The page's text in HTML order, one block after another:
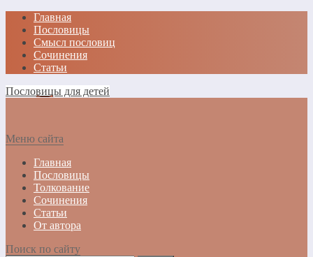
Главная
Пословицы
Смысл пословиц
Сочинения
Статьи
Пословицы для детей
Меню сайта
Главная
Пословицы
Толкование
Сочинения
Статьи
От автора
Поиск по сайту